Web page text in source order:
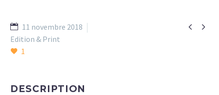
 
11 novembre 2018
Edition & Print
1
DESCRIPTION